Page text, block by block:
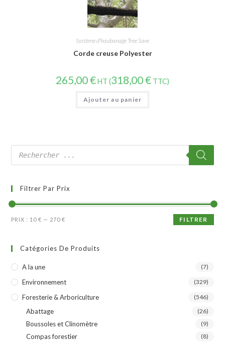
Système d'haubanage Tree Save
Corde creuse Polyester
265,00€HT (318,00€ TTC)
Ajouter au panier
Filtrer Par Prix
FILTRER
PRIX : 10 € — 270 €
Catégories De Produits
A la une (7)
Environnement (329)
Foresterie & Arboriculture (546)
Abattage (26)
Boussoles et Clinomètre (9)
Compas forestier (8)